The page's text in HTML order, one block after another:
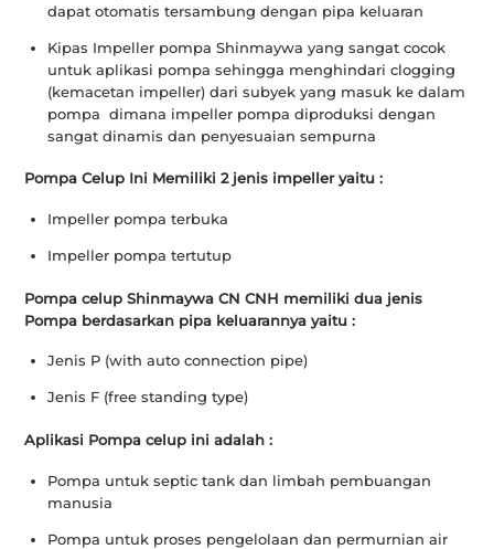
dapat otomatis tersambung dengan pipa keluaran
Kipas Impeller pompa Shinmaywa yang sangat cocok
untuk aplikasi pompa sehingga menghindari clogging
(kemacetan impeller) dari subyek yang masuk ke dalam
pompa dimana impeller pompa diproduksi dengan
sangat dinamis dan penyesuaian sempurna
Pompa Celup Ini Memiliki 2 jenis impeller yaitu :
Impeller pompa terbuka
Impeller pompa tertutup
Pompa celup Shinmaywa CN CNH memiliki dua jenis
Pompa berdasarkan pipa keluarannya yaitu :
Jenis P (with auto connection pipe)
Jenis F (free standing type)
Aplikasi Pompa celup ini adalah :
Pompa untuk septic tank dan limbah pembuangan
manusia
Pompa untuk proses pengelolaan dan permurnian air